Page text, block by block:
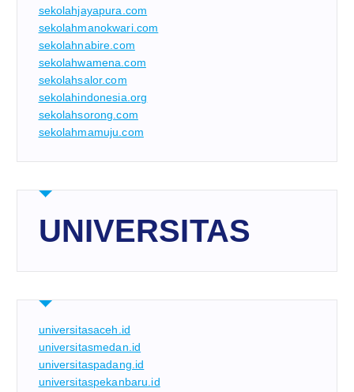
sekolahjayapura.com
sekolahmanokwari.com
sekolahnabire.com
sekolahwamena.com
sekolahsalor.com
sekolahindonesia.org
sekolahsorong.com
sekolahmamuju.com
UNIVERSITAS
universitasaceh.id
universitasmedan.id
universitaspadang.id
universitaspekanbaru.id